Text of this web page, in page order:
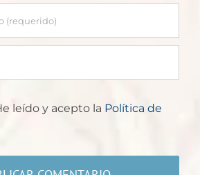
leído y acepto la Política de